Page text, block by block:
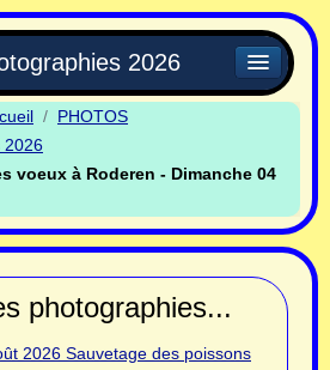
2026
PHOTOS
2026
voeux à Roderen - Dimanche 04
photographies...
2026 Sauvetage des poissons